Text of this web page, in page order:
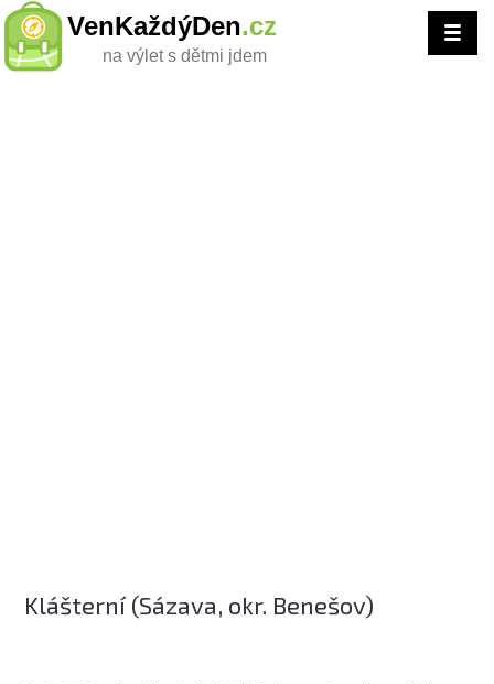
VenKaždýDen.cz
na výlet s dětmi jdem
Klášterní (Sázava, okr. Benešov)